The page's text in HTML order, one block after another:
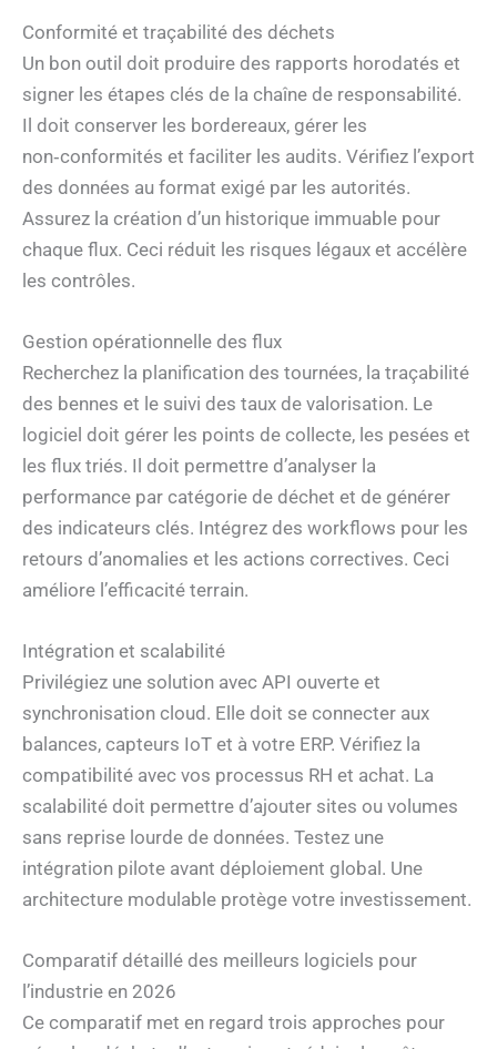
Conformité et traçabilité des déchets
Un bon outil doit produire des rapports horodatés et
signer les étapes clés de la chaîne de responsabilité.
Il doit conserver les bordereaux, gérer les
non‑conformités et faciliter les audits. Vérifiez l’export
des données au format exigé par les autorités.
Assurez la création d’un historique immuable pour
chaque flux. Ceci réduit les risques légaux et accélère
les contrôles.
Gestion opérationnelle des flux
Recherchez la planification des tournées, la traçabilité
des bennes et le suivi des taux de valorisation. Le
logiciel doit gérer les points de collecte, les pesées et
les flux triés. Il doit permettre d’analyser la
performance par catégorie de déchet et de générer
des indicateurs clés. Intégrez des workflows pour les
retours d’anomalies et les actions correctives. Ceci
améliore l’efficacité terrain.
Intégration et scalabilité
Privilégiez une solution avec API ouverte et
synchronisation cloud. Elle doit se connecter aux
balances, capteurs IoT et à votre ERP. Vérifiez la
compatibilité avec vos processus RH et achat. La
scalabilité doit permettre d’ajouter sites ou volumes
sans reprise lourde de données. Testez une
intégration pilote avant déploiement global. Une
architecture modulable protège votre investissement.
Comparatif détaillé des meilleurs logiciels pour
l’industrie en 2026
Ce comparatif met en regard trois approches pour